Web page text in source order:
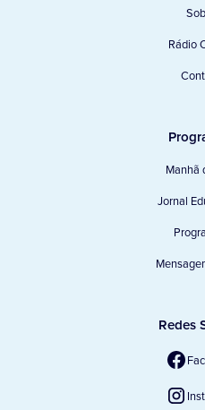
Rádio
Manhã
Jornal
Redes